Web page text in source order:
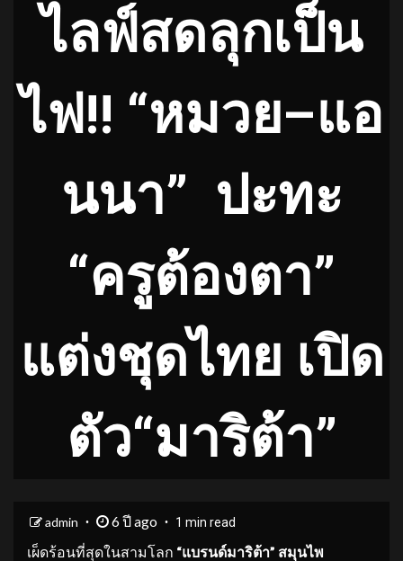
ไลฟ์สดลุกเป็น
ไฟ!! “หมวย–แอ
นนา” ปะทะ
“ครูต้องตา”
แต่งชุดไทย เปิด
ตัว“มาริต้า”
admin 6 ปี ago 1 min read
เผ็ดร้อนที่สุดในสามโลก “แบรนด์มาริต้า” สมุนไพ